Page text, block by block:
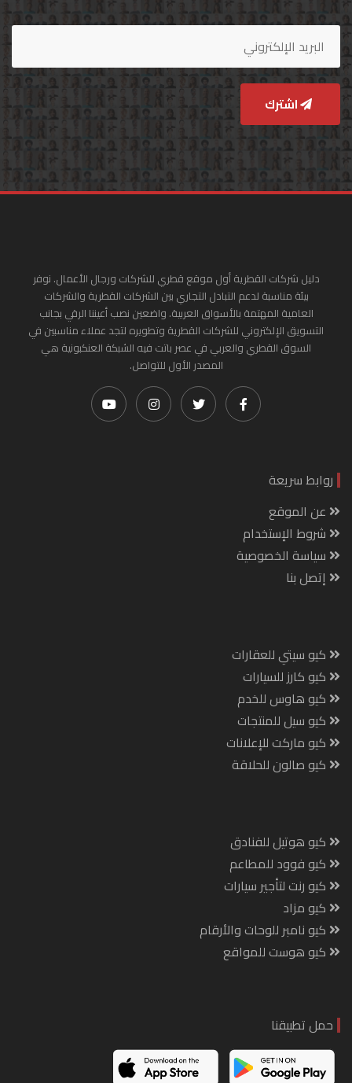
اشترك
دليل شركات القطرية أول موقع قطري للشركات ورجال الأعمال. نوفر
بيئة مناسبة لدعم التبادل التجاري بين الشركات القطرية والشركات
العامية المهتمة بالأسواق العربية. واضعين نصب أعيننا الرقي بجانب
التسويق الإلكتروني للشركات القطرية وتطويره لتجد عملاء مناسبين في
السوق القطري والعربي في عصر باتت فيه الشبكة العنكبونية هي
المصدر الأول للتواصل.
روابط سريعة
عن الموقع
شروط الإستخدام
سياسة الخصوصية
إتصل بنا
كيو سيتي للعقارات
كيو كارز للسيارات
كيو هاوس للخدم
كيو سيل للمنتجات
كيو ماركت للإعلانات
كيو صالون للحلاقة
كيو هوتيل للفنادق
كيو فوود للمطاعم
كيو رنت لتأجير سيارات
كيو مزاد
كيو نامبر للوحات والأرقام
كيو هوست للمواقع
حمل تطبيقنا